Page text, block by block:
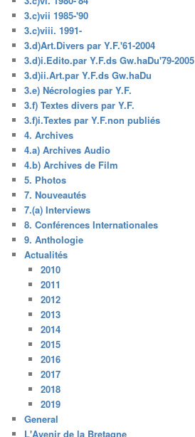
3.c)vii 1985-'90
3.c)viii. 1991-
3.d)Art.Divers par Y.F.'61-2004
3.d)i.Edito.par Y.F.ds Gw.haDu'79-2005
3.d)ii.Art.par Y.F.ds Gw.haDu
3.e) Nécrologies par Y.F.
3.f) Textes divers par Y.F.
3.f)i.Textes par Y.F.non publiés
4. Archives
4.a) Archives Audio
4.b) Archives de Film
5. Photos
7. Nouveautés
7.(a) Interviews
8. Conférences Internationales
9. Anthologie
Actualités
2010
2011
2012
2013
2014
2015
2016
2017
2018
2019
General
L'Avenir de la Bretagne